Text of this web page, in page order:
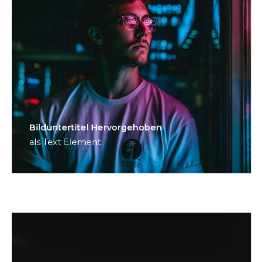
Bild­unter­titel Hervorgehoben
als Text Element